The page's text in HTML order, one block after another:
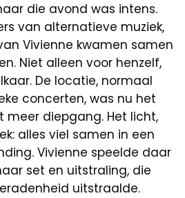
die avond was intens.
van alternatieve muziek,
Vivienne kwamen samen
Niet alleen voor henzelf,
De locatie, normaal
concerten, was nu het
meer diepgang. Het licht,
alles viel samen in een
Vivienne speelde daar
set en uitstraling, die
uitstraalde.